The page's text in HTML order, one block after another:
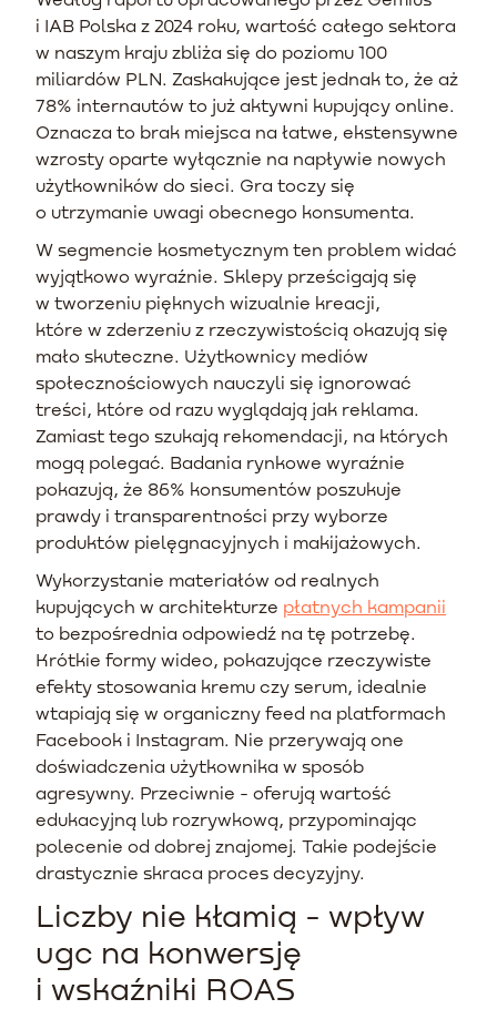
i IAB Polska z 2024 roku, wartość całego sektora
w naszym kraju zbliża się do poziomu 100
miliardów PLN. Zaskakujące jest jednak to, że aż
78% internautów to już aktywni kupujący online.
Oznacza to brak miejsca na łatwe, ekstensywne
wzrosty oparte wyłącznie na napływie nowych
użytkowników do sieci. Gra toczy się
o utrzymanie uwagi obecnego konsumenta.
W segmencie kosmetycznym ten problem widać
wyjątkowo wyraźnie. Sklepy prześcigają się
w tworzeniu pięknych wizualnie kreacji,
które w zderzeniu z rzeczywistością okazują się
mało skuteczne. Użytkownicy mediów
społecznościowych nauczyli się ignorować
treści, które od razu wyglądają jak reklama.
Zamiast tego szukają rekomendacji, na których
mogą polegać. Badania rynkowe wyraźnie
pokazują, że 86% konsumentów poszukuje
prawdy i transparentności przy wyborze
produktów pielęgnacyjnych i makijażowych.
Wykorzystanie materiałów od realnych
kupujących w architekturze płatnych kampanii
to bezpośrednia odpowiedź na tę potrzebę.
Krótkie formy wideo, pokazujące rzeczywiste
efekty stosowania kremu czy serum, idealnie
wtapiają się w organiczny feed na platformach
Facebook i Instagram. Nie przerywają one
doświadczenia użytkownika w sposób
agresywny. Przeciwnie - oferują wartość
edukacyjną lub rozrywkową, przypominając
polecenie od dobrej znajomej. Takie podejście
drastycznie skraca proces decyzyjny.
Liczby nie kłamią - wpływ
ugc na konwersję
i wskaźniki ROAS